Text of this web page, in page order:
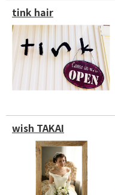
tink hair
wish TAKAI